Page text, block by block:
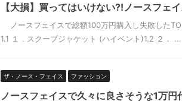
【大損】買ってはいけない?!ノースフェ
ノースフェイスで総額100万円購入し失敗した
1.1 １．スクープジャケット (ハイベント)1.2 ２． ...
ザ・ノース・フェイス ファッション
ノースフェイスで久々に良さそうな1万